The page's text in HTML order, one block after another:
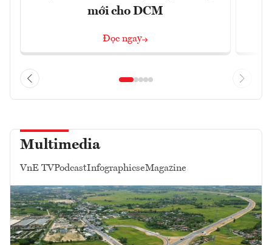
mới cho DCM
Đọc ngay
Multimedia
VnE TVPodcastInfographicseMagazine